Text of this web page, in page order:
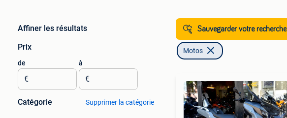
Affiner les résultats
Prix
de
€
à
€
Catégorie Supprimer la catégorie
Sauvegarder votre recherche
Motos